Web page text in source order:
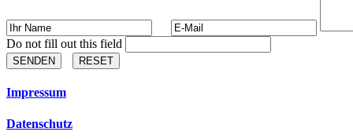
Do not fill out this field
SENDEN RESET
Impressum
Datenschutz